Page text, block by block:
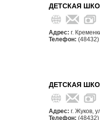
ДЕТСКАЯ
Адрес: г.
Телефон:
ДЕТСКАЯ
Адрес: г. Жуков,
Телефон: